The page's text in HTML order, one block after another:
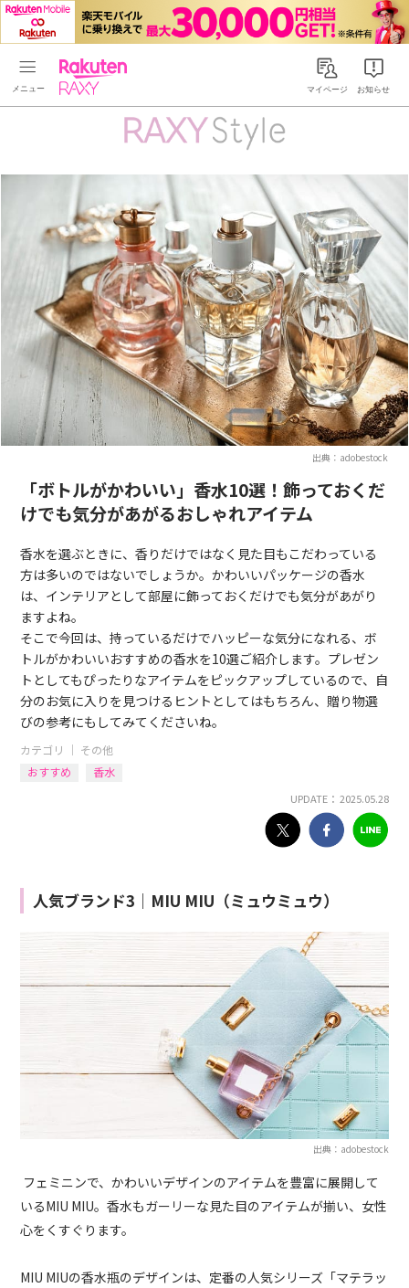
Rakuten RAXYマイページ お知らせ
出典：adobestock
「ボトルがかわいい」香水10選！飾っておくだ
けでも気分があがるおしゃれアイテム
香水を選ぶときに、香りだけではなく見た目もこだわっている
方は多いのではないでしょうか。かわいいパッケージの香水
は、インテリアとして部屋に飾っておくだけでも気分があがり
ますよね。
そこで今回は、持っているだけでハッピーな気分になれる、ボ
トルがかわいいおすすめの香水を10選ご紹介します。プレゼン
トとしてもぴったりなアイテムをピックアップしているので、自
分のお気に入りを見つけるヒントとしてはもちろん、贈り物選
びの参考にもしてみてくださいね。
カテゴリ ｜ その他
おすすめ
香水
UPDATE： 2025.05.28
人気ブランド3｜MIU MIU（ミュウミュウ）
出典：adobestock
フェミニンで、かわいいデザインのアイテムを豊富に展開して
いるMIU MIU。香水もガーリーな見た目のアイテムが揃い、女性
心をくすぐります。
MIU MIUの香水瓶のデザインは、定番の人気シリーズ「マテラッ